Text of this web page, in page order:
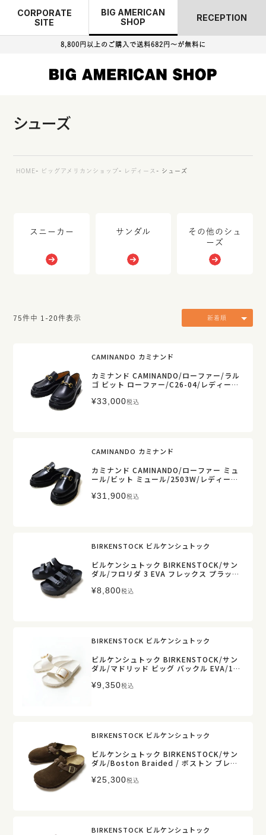
CORPORATE
SITE
BIG AMERICAN
SHOP
RECEPTION
8,800円以上のご購入で送料682円～が無料に
シューズ
HOME ビッグアメリカンショップ レディース シューズ
スニーカー サンダル
その他のシュ
ーズ
新着順
75件中 1 -20件表示
CAMINANDO カミナンド
カミナンド CAMINANDO/ローファー/ラル
ゴ ビット ローファー/C26-04/レディース
¥33,000税込
CAMINANDO カミナンド
カミナンド CAMINANDO/ローファー ミュ
ール/ビット ミュール/2503W/レディース
¥31,900税込
BIRKENSTOCK ビルケンシュトック
ビルケンシュトック BIRKENSTOCK/サン
ダル/フロリダ 3 EVA フレックス プラット
扱】
¥8,800税込
BIRKENSTOCK ビルケンシュトック
ビルケンシュトック BIRKENSTOCK/サン
ダル/マドリッド ビッグ バックル EVA/102
¥9,350税込
BIRKENSTOCK ビルケンシュトック
ビルケンシュトック BIRKENSTOCK/サン
ダル/Boston Braided / ボストン ブレイ
¥25,300税込
BIRKENSTOCK ビルケンシュトック